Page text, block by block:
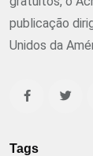
publicação
Unidos da
Tags